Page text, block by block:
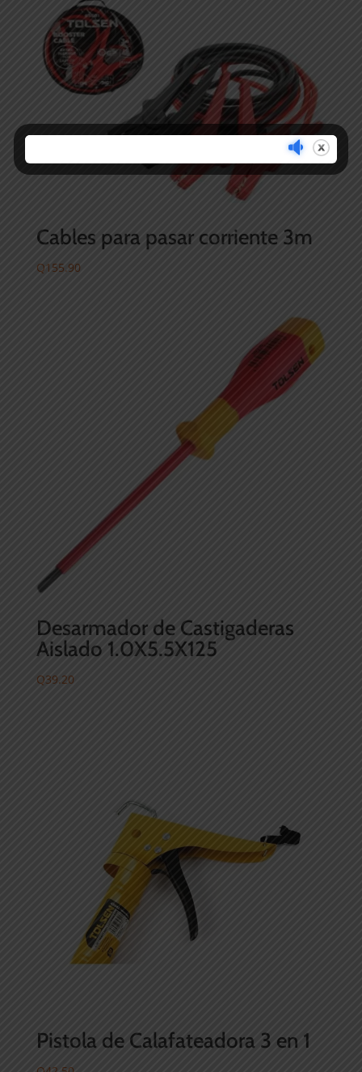
Cables para pasar corriente 3m
Q155.90
Desarmador de Castigaderas
Aislado 1.0X5.5X125
Q39.20
Pistola de Calafateadora 3 en 1